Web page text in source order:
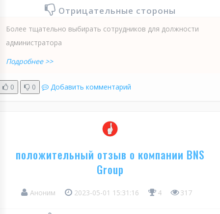
Отрицательные стороны
Более тщательно выбирать сотрудников для должности
администратора
Подробнее >>
0 0 Добавить комментарий
положительный отзыв о компании BNS
Group
Аноним 2023-05-01 15:31:16 4 317